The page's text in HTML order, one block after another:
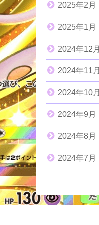
2025年2月
2025年1月
2024年12月
2024年11月
2024年10月
2024年9月
2024年8月
2024年7月